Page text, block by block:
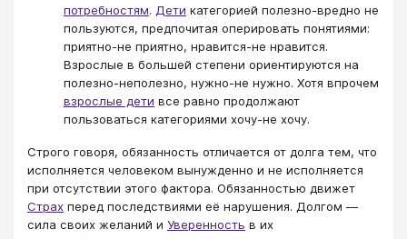
потребностям. Дети категорией полезно-вредно не
пользуются, предпочитая оперировать понятиями:
приятно-не приятно, нравится-не нравится.
Взрослые в большей степени ориентируются на
полезно-неполезно, нужно-не нужно. Хотя впрочем
взрослые дети все равно продолжают
пользоваться категориями хочу-не хочу.
Строго говоря, обязанность отличается от долга тем, что
исполняется человеком вынужденно и не исполняется
при отсутствии этого фактора. Обязанностью движет
Страх перед последствиями её нарушения. Долгом —
сила своих желаний и Уверенность в их